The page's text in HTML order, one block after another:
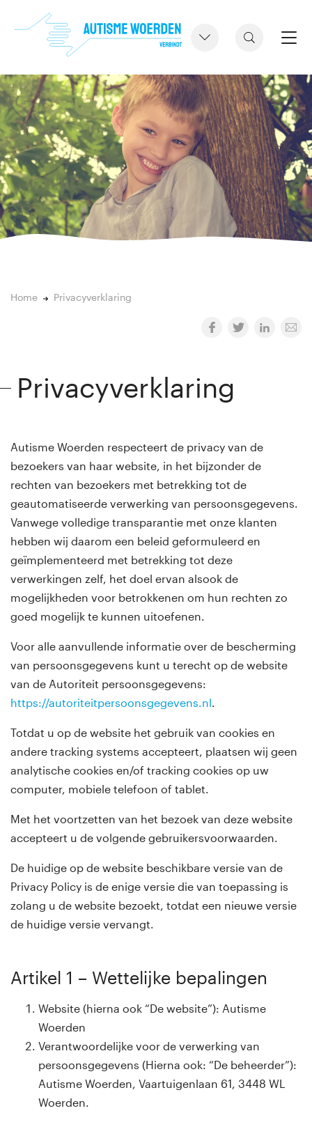
Home Privacyverklaring
Privacyverklaring
Autisme Woerden respecteert de privacy van de
bezoekers van haar website, in het bijzonder de
rechten van bezoekers met betrekking tot de
geautomatiseerde verwerking van persoonsgegevens.
Vanwege volledige transparantie met onze klanten
hebben wij daarom een beleid geformuleerd en
geïmplementeerd met betrekking tot deze
verwerkingen zelf, het doel ervan alsook de
mogelijkheden voor betrokkenen om hun rechten zo
goed mogelijk te kunnen uitoefenen.
Voor alle aanvullende informatie over de bescherming
van persoonsgegevens kunt u terecht op de website
van de Autoriteit persoonsgegevens:
https://autoriteitpersoonsgegevens.nl.
Totdat u op de website het gebruik van cookies en
andere tracking systems accepteert, plaatsen wij geen
analytische cookies en/of tracking cookies op uw
computer, mobiele telefoon of tablet.
Met het voortzetten van het bezoek van deze website
accepteert u de volgende gebruikersvoorwaarden.
De huidige op de website beschikbare versie van de
Privacy Policy is de enige versie die van toepassing is
zolang u de website bezoekt, totdat een nieuwe versie
de huidige versie vervangt.
Artikel 1 – Wettelijke bepalingen
Website (hierna ook “De website”): Autisme
Woerden
Verantwoordelijke voor de verwerking van
persoonsgegevens (Hierna ook: “De beheerder”):
Autisme Woerden, Vaartuigenlaan 61, 3448 WL
Woerden.